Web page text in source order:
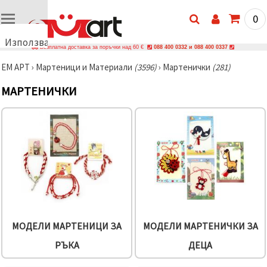
Използваме
🍪
бисквитки
технологии,
правилната
работа на
сайта, да
подобрим
твоето
изживяване
анализираме
трафика и
0
Безплатна доставка за поръчки над 60 € 088 400 0332 и 088 400 0337
ЕМ АРТ › Мартеници и Материали (3596)› Мартенички (281)
МАРТЕНИЧКИ
МОДЕЛИ МАРТЕНИЦИ ЗА
РЪКА
МОДЕЛИ МАРТЕНИЧКИ ЗА
ДЕЦА